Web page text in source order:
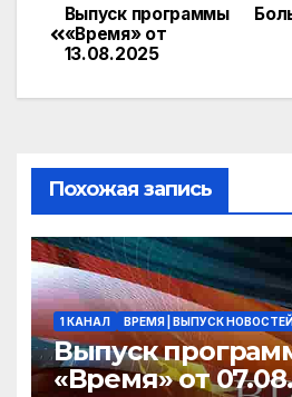
e
gr
a
n
kl
s
s
ni
ki
itt п
а
т
ь
Навигация
по
Выпуск программы
«Время» от
13.08.2025
Похожая запись
1 КАНАЛ ВРЕМЯ | ВЫПУСК НОВОСТЕЙ
Выпуск
«Время» от